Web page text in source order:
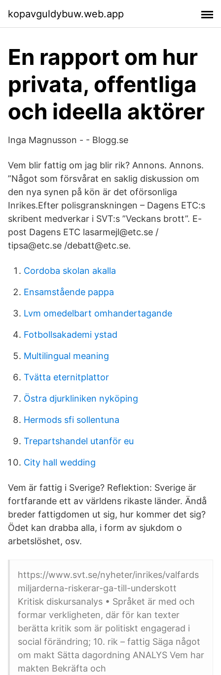
kopavguldybuw.web.app
En rapport om hur
privata, offentliga
och ideella aktörer
Inga Magnusson - - Blogg.se
Vem blir fattig om jag blir rik? Annons. Annons.
”Något som försvårat en saklig diskussion om
den nya synen på kön är det oförsonliga
Inrikes.Efter polisgranskningen – Dagens ETC:s
skribent medverkar i SVT:s ”Veckans brott”. E-
post Dagens ETC lasarmejl@etc.se /
tipsa@etc.se /debatt@etc.se.
Cordoba skolan akalla
Ensamstående pappa
Lvm omedelbart omhandertagande
Fotbollsakademi ystad
Multilingual meaning
Tvätta eternitplattor
Östra djurkliniken nyköping
Hermods sfi sollentuna
Trepartshandel utanför eu
City hall wedding
Vem är fattig i Sverige? Reflektion: Sverige är
fortfarande ett av världens rikaste länder. Ändå
breder fattigdomen ut sig, hur kommer det sig?
Ödet kan drabba alla, i form av sjukdom o
arbetslöshet, osv.
https://www.svt.se/nyheter/inrikes/valfards
miljarderna-riskerar-ga-till-underskott
Kritisk diskursanalys • Språket är med och
formar verkligheten, där för kan texter
berätta kritik som är politiskt engagerad i
social förändring; 10. rik – fattig Säga något
om makt Sätta dagordning ANALYS Vem har
makten Bekräfta och